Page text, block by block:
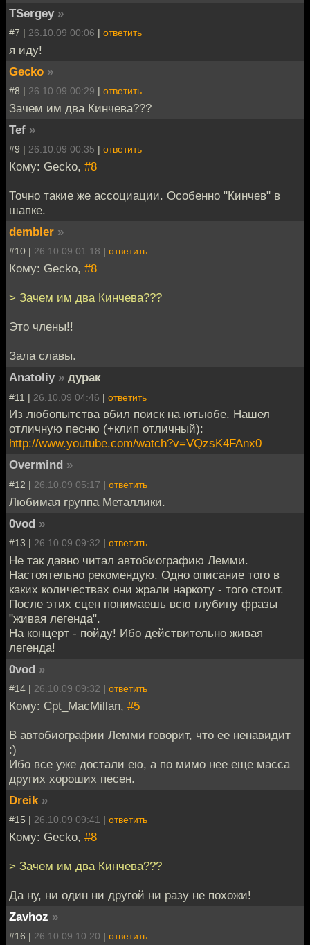
TSergey »
#7 | 26.10.09 00:06 | ответить
я иду!
Gecko »
#8 | 26.10.09 00:29 | ответить
Зачем им два Кинчева???
Tef »
#9 | 26.10.09 00:35 | ответить
Кому: Gecko, #8
Точно такие же ассоциации. Особенно "Кинчев" в
шапке.
dembler »
#10 | 26.10.09 01:18 | ответить
Кому: Gecko, #8
> Зачем им два Кинчева???
Это члены!!
Зала славы.
Anatoliy » дурак
#11 | 26.10.09 04:46 | ответить
Из любопытства вбил поиск на ютьюбе. Нашел
отличную песню (+клип отличный):
http://www.youtube.com/watch?v=VQzsK4FAnx0
Overmind »
#12 | 26.10.09 05:17 | ответить
Любимая группа Металлики.
0vod »
#13 | 26.10.09 09:32 | ответить
Не так давно читал автобиографию Лемми.
Настоятельно рекомендую. Одно описание того в
каких количествах они жрали наркоту - того стоит.
После этих сцен понимаешь всю глубину фразы
"живая легенда".
На концерт - пойду! Ибо действительно живая
легенда!
0vod »
#14 | 26.10.09 09:32 | ответить
Кому: Cpt_MacMillan, #5
В автобиографии Лемми говорит, что ее ненавидит
:)
Ибо все уже достали ею, а по мимо нее еще масса
других хороших песен.
Dreik »
#15 | 26.10.09 09:41 | ответить
Кому: Gecko, #8
> Зачем им два Кинчева???
Да ну, ни один ни другой ни разу не похожи!
Zavhoz »
#16 | 26.10.09 10:20 | ответить